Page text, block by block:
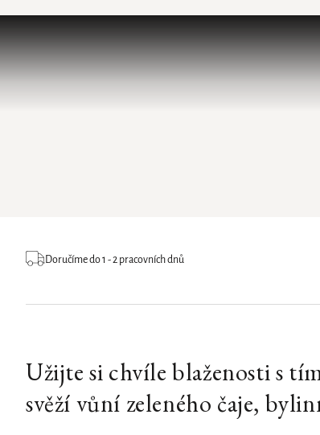
Doručíme do 1 - 2 pracovních dnů
Užijte si chvíle blaženosti s
svěží vůní zeleného čaje,